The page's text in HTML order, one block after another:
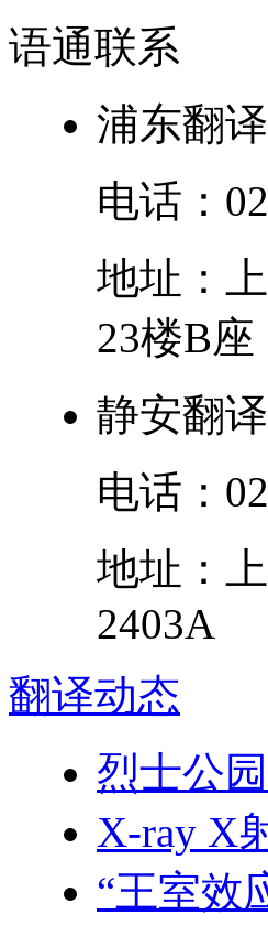
语通联系
浦东翻
电话：
地址：
23楼B座
静安翻
电话：
地址：
2403A
翻译动态
烈士公
X-ray X
“王室效